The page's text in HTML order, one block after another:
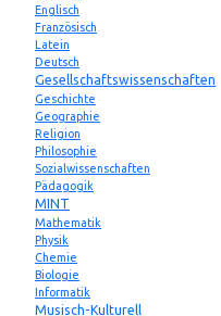
Englisch
Französisch
Latein
Deutsch
Gesellschaftswissenschaften
Geschichte
Geographie
Religion
Philosophie
Sozialwissenschaften
Pädagogik
MINT
Mathematik
Physik
Chemie
Biologie
Informatik
Musisch-Kulturell